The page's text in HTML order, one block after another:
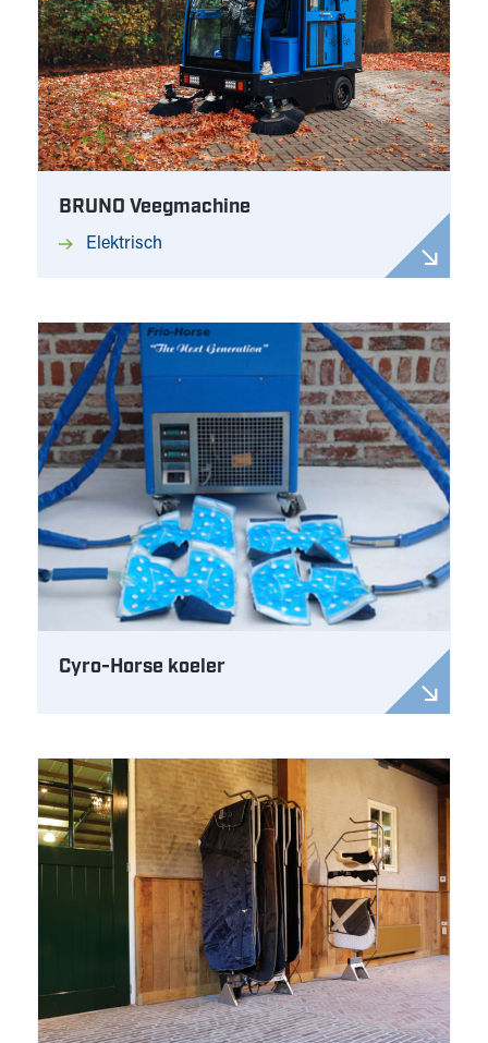
BRUNO Veegmachine
Elektrisch
Cyro-Horse koeler